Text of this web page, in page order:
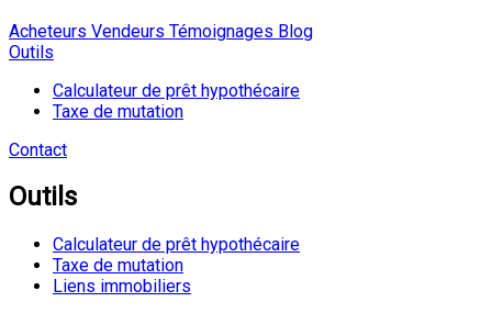
Acheteurs Vendeurs Témoignages Blog
Outils
Calculateur de prêt hypothécaire
Taxe de mutation
Contact
Outils
Calculateur de prêt hypothécaire
Taxe de mutation
Liens immobiliers